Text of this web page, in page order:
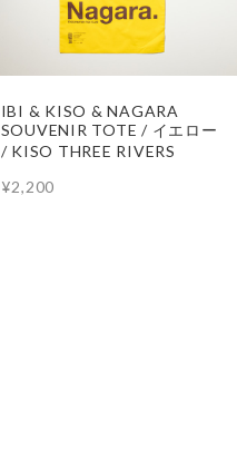
IBI & KISO & NAGARA
SOUVENIR TOTE / イエロー
/ KISO THREE RIVERS
¥2,200